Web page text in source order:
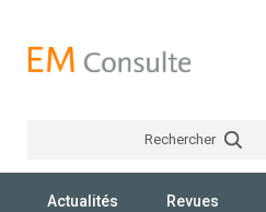
Rechercher
Actualités Revues